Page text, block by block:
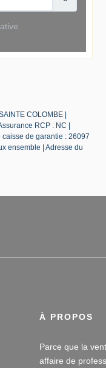
COLOMBE |
RCP : NC |
de garantie : 26097
ensemble | Adresse du
À PROPOS
Parce que la
affaire de